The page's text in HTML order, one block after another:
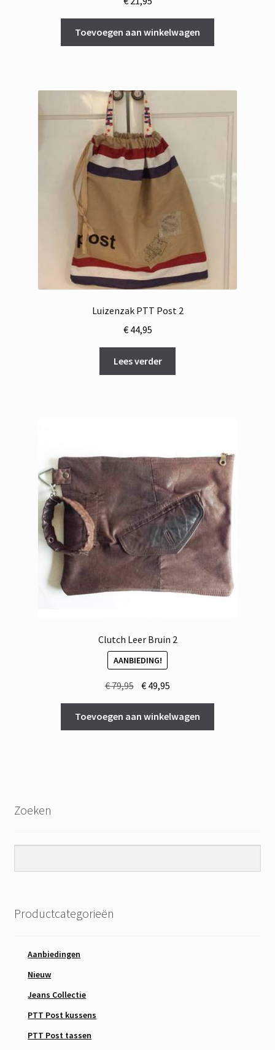
Toevoegen aan winkelwagen
Luizenzak PTT Post 2
€44,95
Lees verder
Clutch Leer Bruin 2
AANBIEDING!
€79,95 Oorspronkelijke
was:
€ 79,95.
€ 49,95
is:
€ 49,95.
Toevoegen aan winkelwagen
Zoeken
Productcategorieën
Aanbiedingen
Nieuw
Jeans Collectie
PTT Post kussens
PTT Post tassen